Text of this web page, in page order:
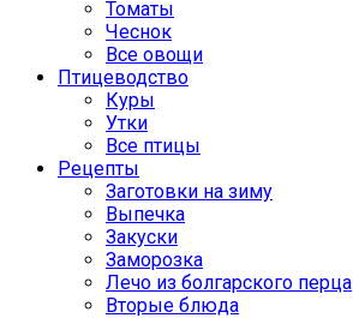
Томаты
Чеснок
Все овощи
Птицеводство
Куры
Утки
Все птицы
Рецепты
Заготовки на зиму
Выпечка
Закуски
Заморозка
Лечо из болгарского перца
Вторые блюда